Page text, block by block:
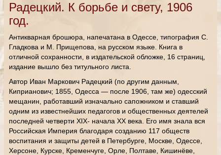
Радецкий. К борьбе и свету, 1906
год.
Антикварная брошюра, напечатана в Одессе, типография С.
Гладкова и М. Прищепова, на русском языке. Книга в
отличной сохранности, в издательской обложке, 16 страниц,
издание вышло без титульного листа.
Автор Иван Маркович Радецкий (по другим данным,
Киприанович; 1855, Одесса — после 1906, там же) одесский
мещанин, работавший изначально сапожником и ставший
одним из известнейших педагогов и общественных деятелей
последней четверти XIX- начала XX века. Его имя знала вся
Российская Империя благодаря созданию 117 обществ
воспитания и защиты детей в Петербурге, Москве, Одессе,
Херсоне, Курске, Кременчуге, Орле, Полтаве, Кишинёве,